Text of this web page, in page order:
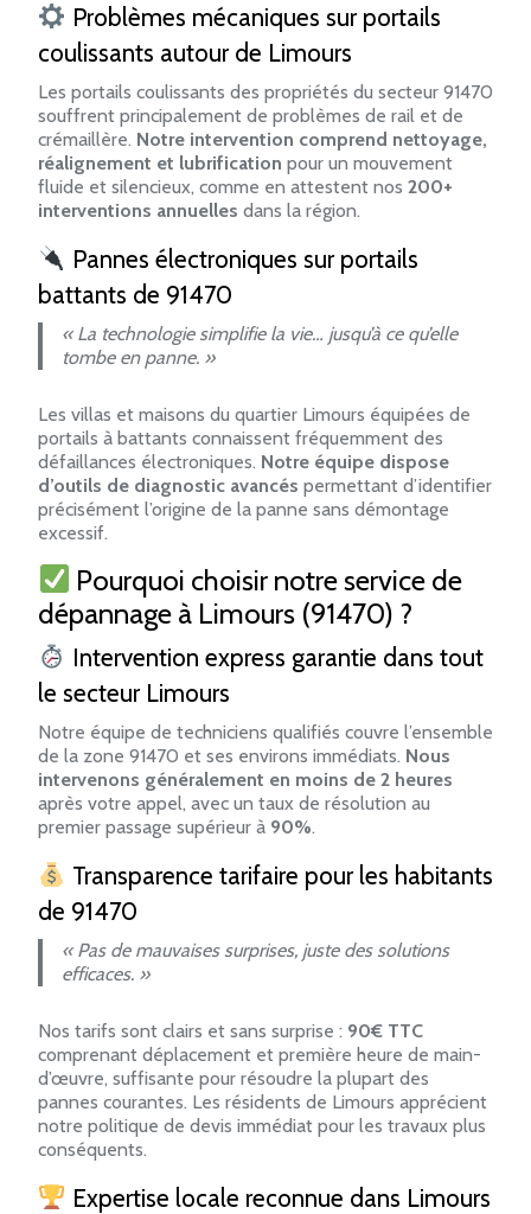
Problèmes mécaniques sur portails
coulissants autour de Limours
Les portails coulissants des propriétés du secteur 91470
souffrent principalement de problèmes de rail et de
crémaillère. Notre intervention comprend nettoyage,
réalignement et lubrification pour un mouvement
fluide et silencieux, comme en attestent nos 200+
interventions annuelles dans la région.
Pannes électroniques sur portails
battants de 91470
« La technologie simplifie la vie… jusqu’à ce qu’elle
tombe en panne. »
Les villas et maisons du quartier Limours équipées de
portails à battants connaissent fréquemment des
défaillances électroniques. Notre équipe dispose
d’outils de diagnostic avancés permettant d’identifier
précisément l’origine de la panne sans démontage
excessif.
Pourquoi choisir notre service de
dépannage à Limours (91470) ?
Intervention express garantie dans tout
le secteur Limours
Notre équipe de techniciens qualifiés couvre l’ensemble
de la zone 91470 et ses environs immédiats. Nous
intervenons généralement en moins de 2 heures
après votre appel, avec un taux de résolution au
premier passage supérieur à 90%.
Transparence tarifaire pour les habitants
de 91470
« Pas de mauvaises surprises, juste des solutions
efficaces. »
Nos tarifs sont clairs et sans surprise : 90€ TTC
comprenant déplacement et première heure de main-
d’œuvre, suffisante pour résoudre la plupart des
pannes courantes. Les résidents de Limours apprécient
notre politique de devis immédiat pour les travaux plus
conséquents.
Expertise locale reconnue dans Limours